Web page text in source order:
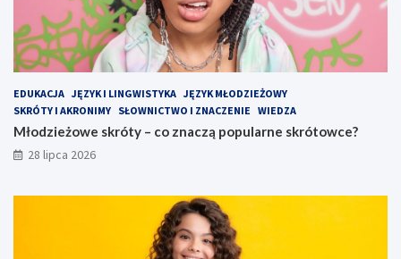
EDUKACJA JĘZYK I LINGWISTYKA JĘZYK MŁODZIEŻOWY
SKRÓTY I AKRONIMY SŁOWNICTWO I ZNACZENIE WIEDZA
Młodzieżowe skróty – co znaczą popularne skrótowce?
28 lipca 2026